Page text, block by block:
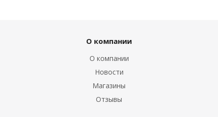
О компании
О компании
Новости
Магазины
Отзывы